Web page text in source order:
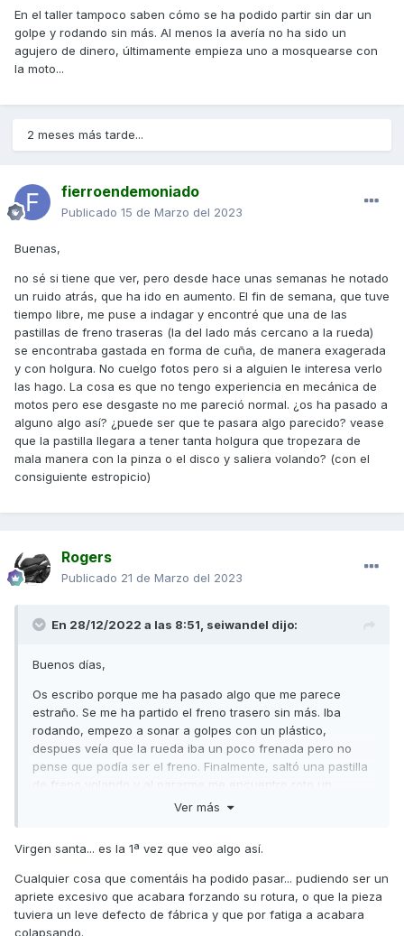
En el taller tampoco saben cómo se ha podido partir sin dar un
golpe y rodando sin más. Al menos la avería no ha sido un
agujero de dinero, últimamente empieza uno a mosquearse con
la moto...
2 meses más tarde...
fierroendemoniado
Publicado 15 de Marzo del 2023
Buenas,
no sé si tiene que ver, pero desde hace unas semanas he notado
un ruido atrás, que ha ido en aumento. El fin de semana, que tuve
tiempo libre, me puse a indagar y encontré que una de las
pastillas de freno traseras (la del lado más cercano a la rueda)
se encontraba gastada en forma de cuña, de manera exagerada
y con holgura. No cuelgo fotos pero si a alguien le interesa verlo
las hago. La cosa es que no tengo experiencia en mecánica de
motos pero ese desgaste no me pareció normal. ¿os ha pasado a
alguno algo así? ¿puede ser que te pasara algo parecido? vease
que la pastilla llegara a tener tanta holgura que tropezara de
mala manera con la pinza o el disco y saliera volando? (con el
consiguiente estropicio)
Rogers
Publicado 21 de Marzo del 2023
En 28/12/2022 a las 8:51, seiwandel dijo:
Buenos días,
Os escribo porque me ha pasado algo que me parece
estraño. Se me ha partido el freno trasero sin más. Iba
rodando, empezo a sonar a golpes con un plástico,
despues veía que la rueda iba un poco frenada pero no
pense que podía ser el freno. Finalmente, saltó una pastilla
de freno volando y al pararme me encuentro roto un
anclaje. ¿Es por demasiado apriete de la tuerca? En qué
Ver más
Virgen santa... es la 1ª vez que veo algo así.
Cualquier cosa que comentáis ha podido pasar... pudiendo ser un
apriete excesivo que acabara forzando su rotura, o que la pieza
tuviera un leve defecto de fábrica y que por fatiga a acabara
colapsando.